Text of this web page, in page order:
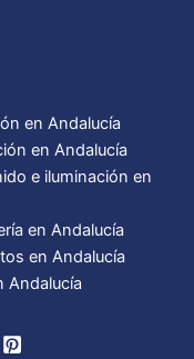
en Andalucía
en Andalucía
e iluminación en
en Andalucía
en Andalucía
Andalucía